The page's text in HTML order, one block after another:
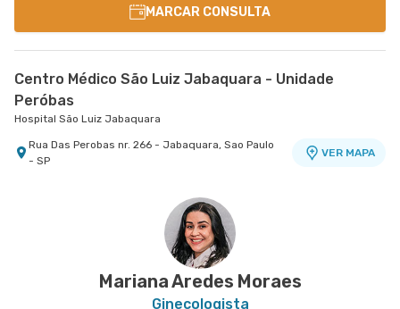
MARCAR CONSULTA
Centro Médico São Luiz Jabaquara - Unidade
Peróbas
Hospital São Luiz Jabaquara
Rua Das Perobas nr. 266 - Jabaquara, Sao Paulo
- SP
VER MAPA
Mariana Aredes Moraes
Ginecologista